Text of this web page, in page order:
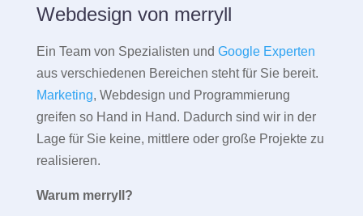
Webdesign von merryll
Ein Team von Spezialisten und Google Experten
aus verschiedenen Bereichen steht für Sie bereit.
Marketing, Webdesign und Programmierung
greifen so Hand in Hand. Dadurch sind wir in der
Lage für Sie keine, mittlere oder große Projekte zu
realisieren.
Warum merryll?